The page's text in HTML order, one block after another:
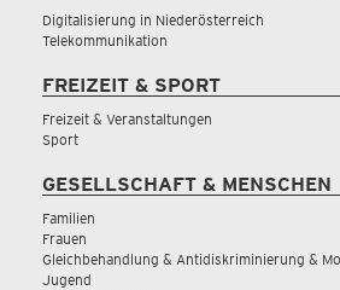
Digitalisierung in Niederösterreich
Telekommunikation
FREIZEIT & SPORT
Freizeit & Veranstaltungen
Sport
GESELLSCHAFT & MENSCHEN
Familien
Frauen
Gleichbehandlung & Antidiskriminierung &
Jugend